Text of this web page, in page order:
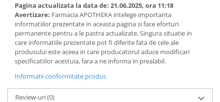
Pagina actualizata la data de: 21.06.2025, ora 11:18
Avertizare: Farmacia APOTHEKA intelege importanta
informatiilor prezentate in aceasta pagina si face eforturi
permanente pentru a le pastra actualizate. Singura situatie in
care informatiile prezentate pot fi diferite fata de cele ale
produsului este aceea in care producatorul aduce modificari
specificatiilor acestuia, fara a ne informa in prealabil.
Informatii conformitate produs
Review-uri(0)